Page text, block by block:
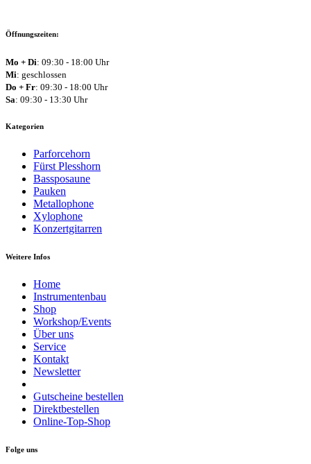
Öffnungszeiten:
Mo + Di: 09:30 - 18:00 Uhr
Mi: geschlossen
Do + Fr: 09:30 - 18:00 Uhr
Sa: 09:30 - 13:30 Uhr
Kategorien
Parforcehorn
Fürst Plesshorn
Bassposaune
Pauken
Metallophone
Xylophone
Konzertgitarren
Weitere Infos
Home
Instrumentenbau
Shop
Workshop/Events
Über uns
Service
Kontakt
Newsletter
Gutscheine bestellen
Direktbestellen
Online-Top-Shop
Folge uns